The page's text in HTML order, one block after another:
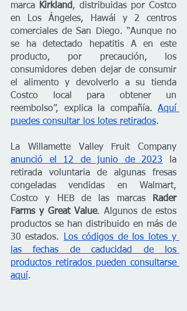
marca
Kirkland, distribuidas por Costco
en Los Ángeles, Hawái y 2 centros
comerciales de San Diego. “Aunque no
se ha detectado hepatitis A en este
producto, por precaución, los
consumidores deben dejar de consumir
el alimento y devolverlo a su tienda
Costco local para obtener un
reembolso”, explica la compañía. Aquí
puedes consultar los lotes retirados.
anunció el 12 de junio de 2023 la
retirada voluntaria de algunas fresas
congeladas vendidas en Walmart,
Costco y HEB de las marcas
Rader
Farms y Great Value. Algunos de estos
productos se han distribuido en más de
30 estados.
Los códigos de los lotes y
las fechas de caducidad de los
productos retirados pueden consultarse
aquí.